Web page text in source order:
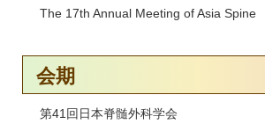
The 17th Annual Meeting of Asia Spine
会期
第41回日本脊髄外科学会